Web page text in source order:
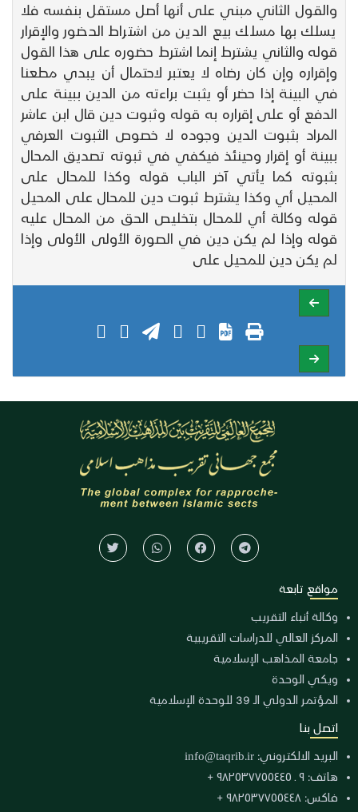
والقول الثاني مبني على أنها أصل مستقل بنفسه فلا
يسلك بها مسلك بيع الدين من اشتراط الحضور والإقرار
قوله والثاني يشترط إنما اشترط حضوره على هذا القول
وإقراره وإن كان رضاه لا يعتبر لاحتمال أن يبدي مطعنا
في البينة إذا حضر أو يثبت براءته من الدين ببينة على
الدفع أو على إقراره به قوله وثبوت دين قال ابن عاشر
المراد بثبوت الدين وجوده لا خصوص الثبوت العرفي
ببينة أو إقرار وحينئذ فيكفي في ثبوته تصديق المحال
بثبوته كما يأتي آخر الباب قوله وكذا للمحال على
المحيل أي وكذا يشترط ثبوت دين للمحال على المحيل
قوله وكالة أي للمحال بتخليص الحق من المحال عليه
قوله وإذا لم يكن دين في الصورة الأولى الأولى وإذا
لم يكن دين للمحيل على
مواقع تابعة
وكالة أنباء التقريب
المركز العالي للدراسات التقريبية
جامعة المذاهب الإسلامية
ويكي الوحدة
المؤتمر الدولي الـ 39 للوحدة الإسلامية
اتصل بنا
البريد الالكتروني: info@taqrib.ir
هاتف: ٩ ـ ٩٨٢٥٣٧٧٥٥٤٤٥ +
فاكس: ٩٨٢٥٣٧٧٥٥٤٤٨ +